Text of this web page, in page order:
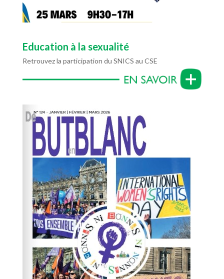
Education à la sexualité
Retrouvez la participation du SNICS au CSE